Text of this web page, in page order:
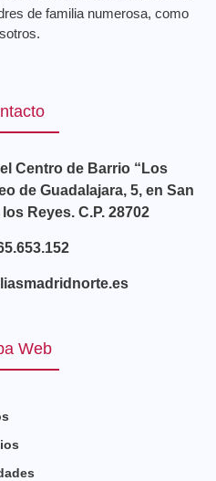
de familia numerosa, como
Centro de Barrio “Los
de Guadalajara, 5, en San
Reyes. C.P. 28702
Web